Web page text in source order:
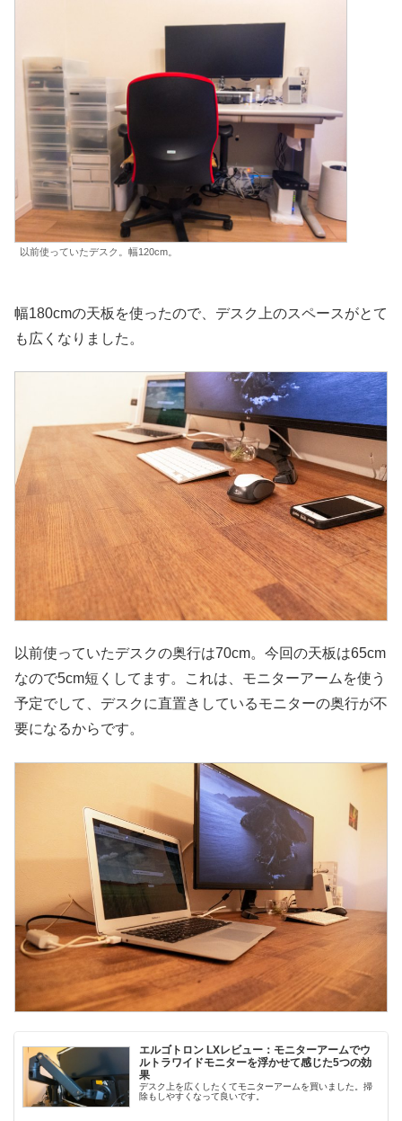
以前使っていたデスク。幅120cm。
幅180cmの天板を使ったので、デスク上のスペースがとて
も広くなりました。
以前使っていたデスクの奥行は70cm。今回の天板は65cm
なので5cm短くしてます。これは、モニターアームを使う
予定でして、デスクに直置きしているモニターの奥行が不
要になるからです。
エルゴトロン LXレビュー：モニターアームでウ
ルトラワイドモニターを浮かせて感じた5つの効
果
デスク上を広くしたくてモニターアームを買いました。掃
除もしやすくなって良いです。